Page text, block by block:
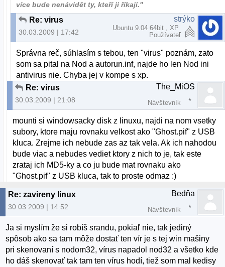
více bude nenávidět ty, kteří ji říkají."
Re: virus
30.03.2009 | 17:42
strýko
Ubuntu 9.04 64bit , XP
Používateľ
Správna reč, súhlasím s tebou, ten "virus" poznám, zato
som sa pital na Nod a autorun.inf, najde ho len Nod ini
antivirus nie. Chyba jej v kompe s xp.
Re: virus
30.03.2009 | 21:08
The_MiOS
Návštevník
mounti si windowsacky disk z linuxu, najdi na nom vsetky
subory, ktore maju rovnaku velkost ako "Ghost.pif" z USB
kluca. Zrejme ich nebude zas az tak vela. Ak ich nahodou
bude viac a nebudes vediet ktory z nich to je, tak este
zrataj ich MD5-ky a co ju bude mat rovnaku ako
"Ghost.pif" z USB kluca, tak to proste odmaz :)
Re: zavireny linux
30.03.2009 | 14:52
Bedňa
Návštevník
Ja si myslím že si robíš srandu, pokiaľ nie, tak jediný
spôsob ako sa tam môže dostať ten vír je s tej win mašiny
pri skenovaní s nodom32, vírus napadol nod32 a všetko kde
ho dáš skenovať tak tam ten vírus hodí, tiež som mal kedisy